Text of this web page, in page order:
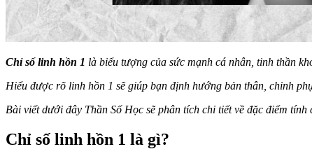
Chỉ số linh hồn 1 là biểu tượng của sức mạnh cá nhân, tinh thần
Hiểu được rõ linh hồn 1 sẽ giúp bạn định hướng bản thân, chinh
Bài viết dưới đây Thần Số Học sẽ phân tích chi tiết về đặc điểm
Chỉ số linh hồn 1 là gì?